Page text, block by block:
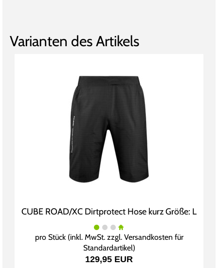
Varianten des Artikels
CUBE ROAD/XC Dirtprotect Hose kurz Größe: L
pro Stück (inkl. MwSt. zzgl. Versandkosten für
Standardartikel)
129,95 EUR